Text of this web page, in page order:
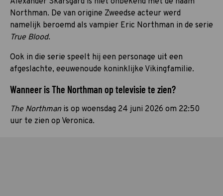
Northman. De van origine Zweedse acteur werd
namelijk beroemd als vampier Eric Northman in de serie
True Blood.
Ook in die serie speelt hij een personage uit een
afgeslachte, eeuwenoude koninklijke Vikingfamilie.
Wanneer is The Northman op televisie te zien?
The Northman is op woensdag 24 juni 2026 om 22:50
uur te zien op Veronica.